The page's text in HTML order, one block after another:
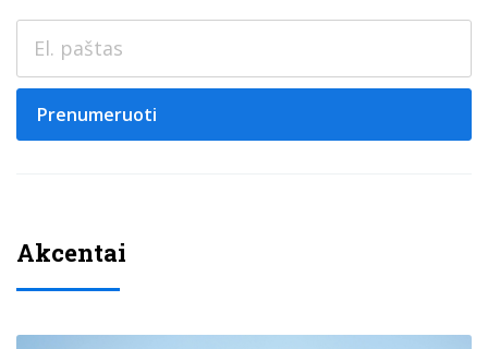
Prenumeruoti
Akcentai